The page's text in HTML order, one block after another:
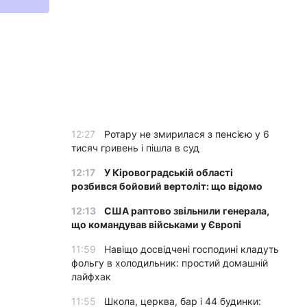
12:27
Ротару не змирилася з пенсією у 6
тисяч гривень і пішла в суд
12:17
У Кіровоградській області
розбився бойовий вертоліт: що відомо
12:13
США раптово звільнили генерала,
що командував військами у Європі
11:59
Навіщо досвідчені господині кладуть
фольгу в холодильник: простий домашній
лайфхак
11:55 Школа, церква, бар і 44 будинки: